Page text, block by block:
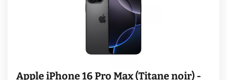
Apple iPhone 16 Pro Max (Titane noir) -